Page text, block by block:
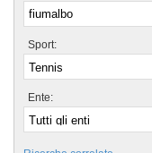
Sport:
Ente: